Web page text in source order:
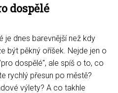
dospělé
je dnes barevnější než kdy
být pěkný oříšek. Nejde jen o
dospělé", ale spíš o to, co
rychlý přesun po městě?
výlety? A co takhle